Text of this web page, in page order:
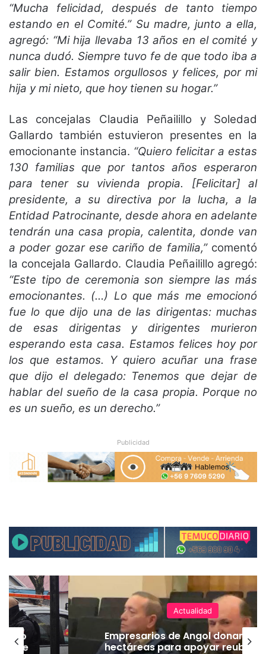
“Mucha felicidad, después de tanto tiempo
estando en el Comité.” Su madre, junto a ella,
agregó: “Mi hija llevaba 13 años en el comité y
nunca dudó. Siempre tuvo fe de que todo iba a
salir bien. Estamos orgullosos y felices, por mi
hija y mi nieto, que hoy tienen su hogar.”
Las concejalas Claudia Peñailillo y Soledad
Gallardo también estuvieron presentes en la
emocionante instancia. “Quiero felicitar a estas
130 familias que por tantos años esperaron
para tener su vivienda propia. [Felicitar] al
presidente, a su directiva por la lucha, a la
Entidad Patrocinante, desde ahora en adelante
tendrán una casa propia, calentita, donde van
a poder gozar ese cariño de familia,”comentó
la concejala Gallardo. Claudia Peñailillo agregó:
“Este tipo de ceremonia son siempre las más
emocionantes. (…) Lo que más me emocionó
fue lo que dijo una de las dirigentas: muchas
de esas dirigentas y dirigentes murieron
esperando esta casa. Estamos felices hoy por
los que estamos. Y quiero acuñar una frase
que dijo el delegado: Tenemos que dejar de
hablar del sueño de la casa propia. Porque no
es un sueño, es un derecho.”
Publicidad
de
Actualidad
Empresarios de Angol donan
hectáreas para apoyar